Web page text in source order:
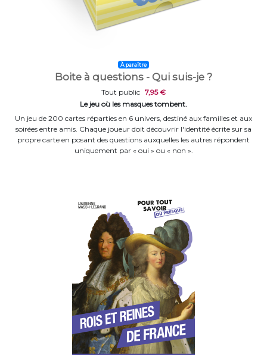
À paraître
Boite à questions - Qui suis-je ?
Tout public 7,95 €
Le jeu où les masques tombent.
Un jeu de 200 cartes réparties en 6 univers, destiné aux familles et aux
soirées entre amis. Chaque joueur doit découvrir l'identité écrite sur sa
propre carte en posant des questions auxquelles les autres répondent
uniquement par « oui » ou « non ».